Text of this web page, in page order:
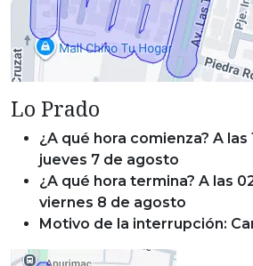
Lo Prado
¿A qué hora comienza? A las
jueves 7 de agosto
¿A qué hora termina? A las
viernes 8 de agosto
Motivo de la interrupción: